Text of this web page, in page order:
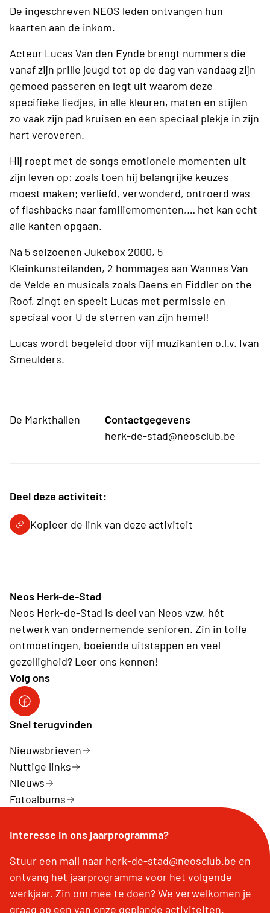
De ingeschreven NEOS leden ontvangen hun
kaarten aan de inkom.
Acteur Lucas Van den Eynde brengt nummers die
vanaf zijn prille jeugd tot op de dag van vandaag zijn
gemoed passeren en legt uit waarom deze
specifieke liedjes, in alle kleuren, maten en stijlen
zo vaak zijn pad kruisen en een speciaal plekje in zijn
hart veroveren.
Hij roept met de songs emotionele momenten uit
zijn leven op: zoals toen hij belangrijke keuzes
moest maken; verliefd, verwonderd, ontroerd was
of flashbacks naar familiemomenten,… het kan echt
alle kanten opgaan.
Na 5 seizoenen Jukebox 2000, 5
Kleinkunsteilanden, 2 hommages aan Wannes Van
de Velde en musicals zoals Daens en Fiddler on the
Roof, zingt en speelt Lucas met permissie en
speciaal voor U de sterren van zijn hemel!
Lucas wordt begeleid door vijf muzikanten o.l.v. Ivan
Smeulders.
De Markthallen
Contactgegevens
herk-de-stad@neosclub.be
Deel deze activiteit:
Kopieer de link van deze activiteit
Neos Herk-de-Stad
Neos Herk-de-Stad is deel van Neos vzw, hét
netwerk van ondernemende senioren. Zin in toffe
ontmoetingen, boeiende uitstappen en veel
gezelligheid? Leer ons kennen!
Volg ons
Facebook Herk-de-Stad
Snel terugvinden
Nieuwsbrieven
Nuttige links
Nieuws
Fotoalbums
Interesse in ons jaarprogramma?
Stuur een mail naar herk-de-stad@neosclub.be en
ontvang het jaarprogramma voor het volgende
werkjaar. Zin om mee te doen? We verwelkomen je
graag op een van onze geplande activiteiten.